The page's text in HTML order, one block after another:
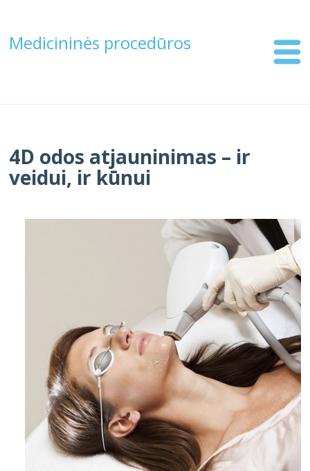
Medicininės procedūros
4D odos atjauninimas – ir
veidui, ir kūnui